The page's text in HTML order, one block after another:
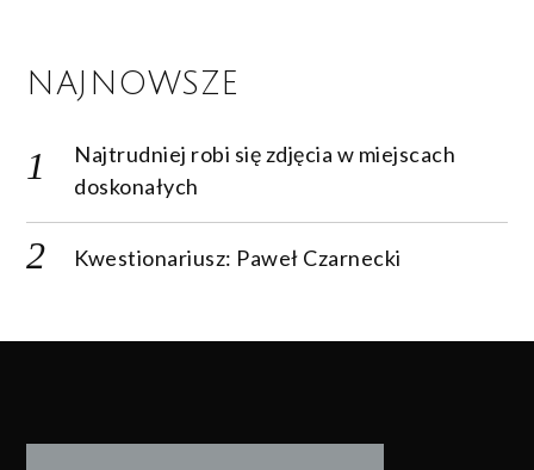
NAJNOWSZE
Najtrudniej robi się zdjęcia w miejscach
doskonałych
Kwestionariusz: Paweł Czarnecki